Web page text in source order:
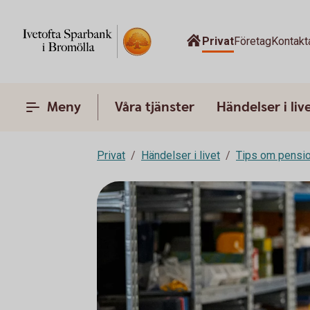
PrivatFöretag
Meny Våra tjänster Händelser i
Privat Händelser i livet Tips om